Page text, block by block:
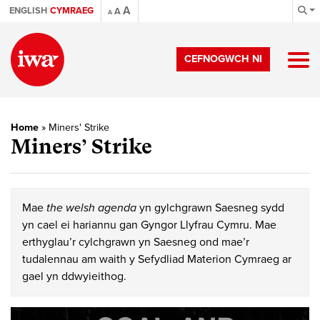
ENGLISH CYMRAEG A AA
CEFNOGWCH NI
Home » Miners' Strike
Miners’ Strike
Mae the welsh agenda yn gylchgrawn Saesneg sydd
yn cael ei hariannu gan Gyngor Llyfrau Cymru. Mae
erthyglau’r cylchgrawn yn Saesneg ond mae’r
tudalennau am waith y Sefydliad Materion Cymraeg ar
gael yn ddwyieithog.